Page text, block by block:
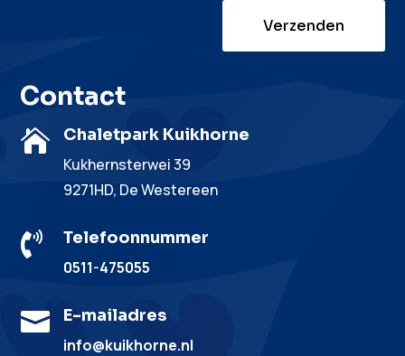
Verzenden
Contact

Chaletpark Kuikhorne
Kukhernsterwei 39
9271HD, De Westereen

Telefoonnummer
0511-475055

E-mailadres
info@kuikhorne.nl